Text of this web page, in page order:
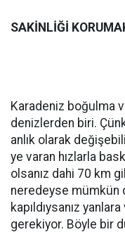
SAKİNLİĞİ
Karadeniz boğulma
denizlerden biri.
anlık olarak
ye varan hızlarla
olsanız dahi 70 km
neredeyse mümkün
kapıldıysanız
gerekiyor. Böyle bir